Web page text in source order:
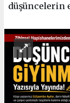
düşüncelerin